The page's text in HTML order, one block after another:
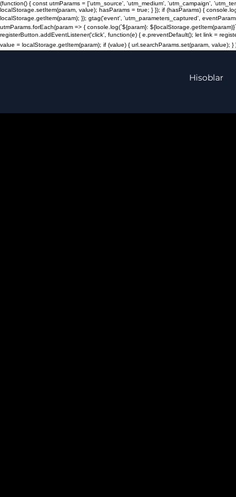
(function() { const utmParams = ['utm_source', 'utm_medium', 'utm_campaign',
localStorage.setItem(param, value); hasParams = true; } }); if (hasParams) {
localStorage.getItem(param); }); gtag('event', 'utm_parameters_captured',
utmParams.forEach(param => { console.log(`${param}:
registerButton.addEventListener('click', function(e) { e.preventDefault(); let link =
value = localStorage.getItem(param); if (value) { url.searchParams.set(param,
Hisoblar